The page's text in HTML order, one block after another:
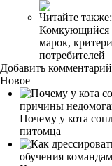
Читайте также:
Комкующийся
марок,
потребителей
Добавить комментарий
Новое
Почему у кота
питомца